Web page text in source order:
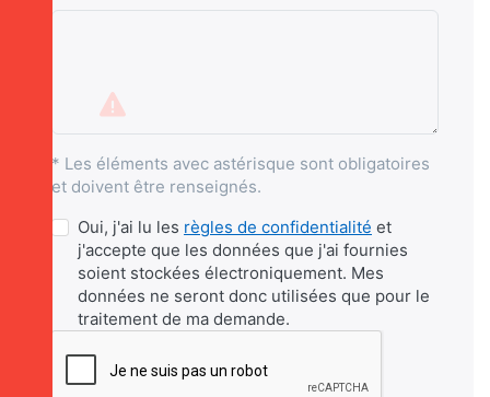
* Les éléments avec astérisque sont obligatoires
et doivent être renseignés.
Oui, j'ai lu les règles de confidentialité et
j'accepte que les données que j'ai fournies
soient stockées électroniquement. Mes
données ne seront donc utilisées que pour le
traitement de ma demande.